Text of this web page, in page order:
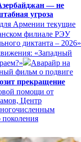
— не
угроза
Армении текущие
филиале РЭУ
диктанта – 2026»
«Западный
Аварайр на
фильм о подвиге
прекращение
помощи от
Центр